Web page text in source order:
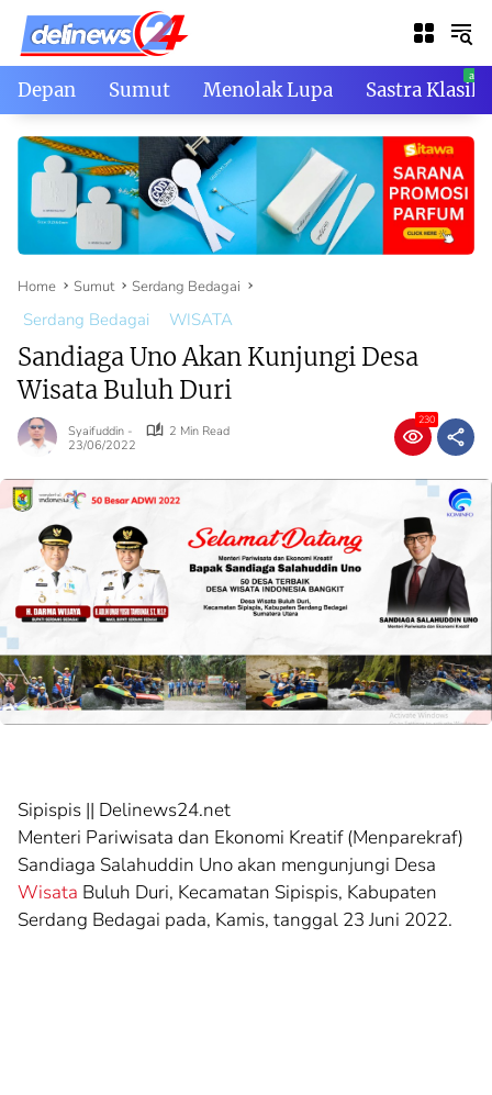
Skip
content
Depan Sumut Menolak Lupa Sastra Klasik
Home Sumut Serdang Bedagai
Serdang Bedagai WISATA
Sandiaga Uno Akan Kunjungi Desa
Wisata Buluh Duri
Syaifuddin -
2 Min Read
23/06/2022
230
Sipispis || Delinews24.net
Menteri Pariwisata dan Ekonomi Kreatif (Menparekraf)
Sandiaga Salahuddin Uno akan mengunjungi Desa
Wisata Buluh Duri, Kecamatan Sipispis, Kabupaten
Serdang Bedagai pada, Kamis, tanggal 23 Juni 2022.